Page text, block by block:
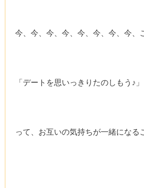
今、今、今、今、今、今、今、今、
「デートを思いっきりたのしもう♪」
って、お互いの気持ちが一緒になる